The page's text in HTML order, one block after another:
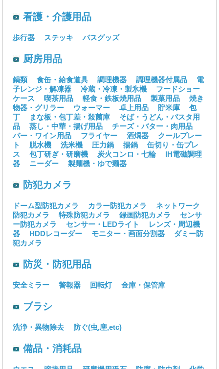
看護・介護用品
歩行器 ステッキ バスグッズ
厨房用品
鍋類 食缶・給食道具 調理機器 調理機器付属品
電
子レンジ・解凍器
冷蔵・冷凍・製氷機
フードショー
ケース
喫茶用品 軽食・鉄板焼用品 製菓用品
焼き
物器・グリラー
ウォーマー 卓上用品 貯米庫
包
丁
まな板・包丁差・殺菌庫
そば・うどん・パスタ用
品
蒸し・中華・揚げ用品
チーズ・バター・肉用品
バー・ワイン用品
フライヤー 酒燗器
クールプレー
ト
脱水機 洗米機 圧力鍋 揚鍋
缶切り・缶プレ
ス
包丁研ぎ・研磨機 炭火コンロ・七輪
IH電磁調理
器
ニーダー 製麺機・ゆで麺器
防犯カメラ
ドーム型防犯カメラ カラー防犯カメラ
ネットワーク
防犯カメラ
特殊防犯カメラ 録画防犯カメラ
センサ
ー防犯カメラ
センサー・LEDライト
レンズ・周辺機
器
HDDレコーダー モニター・画面分割器
ダミー防
犯カメラ
防災・防犯用品
安全ミラー 警報器 回転灯 金庫・保管庫
ブラシ
洗浄・異物除去 防ぐ(虫,塵,etc)
備品・消耗品